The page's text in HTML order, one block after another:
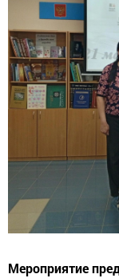
Мероприятие